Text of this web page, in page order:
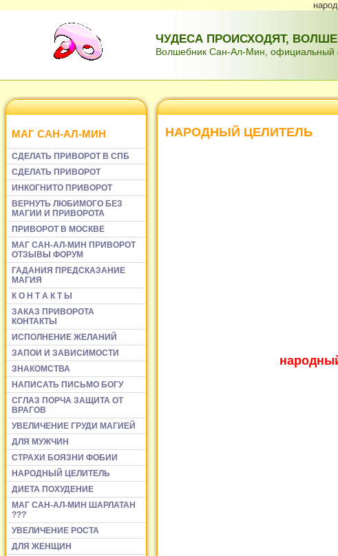
ЧУДЕСА ПРОИСХОДЯТ,
Волшебник Сан-Ал-Мин, официальный
МАГ САН-АЛ-МИН
СДЕЛАТЬ ПРИВОРОТ В СПБ
СДЕЛАТЬ ПРИВОРОТ
ИНКОГНИТО ПРИВОРОТ
ВЕРНУТЬ ЛЮБИМОГО БЕЗ
МАГИИ И ПРИВОРОТА
ПРИВОРОТ В МОСКВЕ
МАГ САН-АЛ-МИН ПРИВОРОТ
ОТЗЫВЫ ФОРУМ
ГАДАНИЯ ПРЕДСКАЗАНИЕ
МАГИЯ
К О Н Т А К Т Ы
ЗАКАЗ ПРИВОРОТА
КОНТАКТЫ
ИСПОЛНЕНИЕ ЖЕЛАНИЙ
ЗАПОИ И ЗАВИСИМОСТИ
ЗНАКОМСТВА
НАПИСАТЬ ПИСЬМО БОГУ
СГЛАЗ ПОРЧА ЗАЩИТА ОТ
ВРАГОВ
УВЕЛИЧЕНИЕ ГРУДИ МАГИЕЙ
ДЛЯ МУЖЧИН
СТРАХИ БОЯЗНИ ФОБИИ
НАРОДНЫЙ ЦЕЛИТЕЛЬ
ДИЕТА ПОХУДЕНИЕ
МАГ САН-АЛ-МИН ШАРЛАТАН
???
УВЕЛИЧЕНИЕ РОСТА
ДЛЯ ЖЕНЩИН
НАРОДНЫЙ ЦЕЛИТЕЛЬ